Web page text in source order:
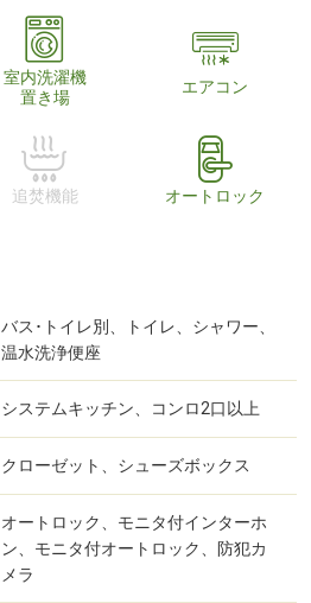
室内洗濯機
置き場
エアコン
追焚機能 オートロック
バス･トイレ別、トイレ、シャワー、
温水洗浄便座
システムキッチン、コンロ2口以上
クローゼット、シューズボックス
オートロック、モニタ付インターホ
ン、モニタ付オートロック、防犯カ
メラ